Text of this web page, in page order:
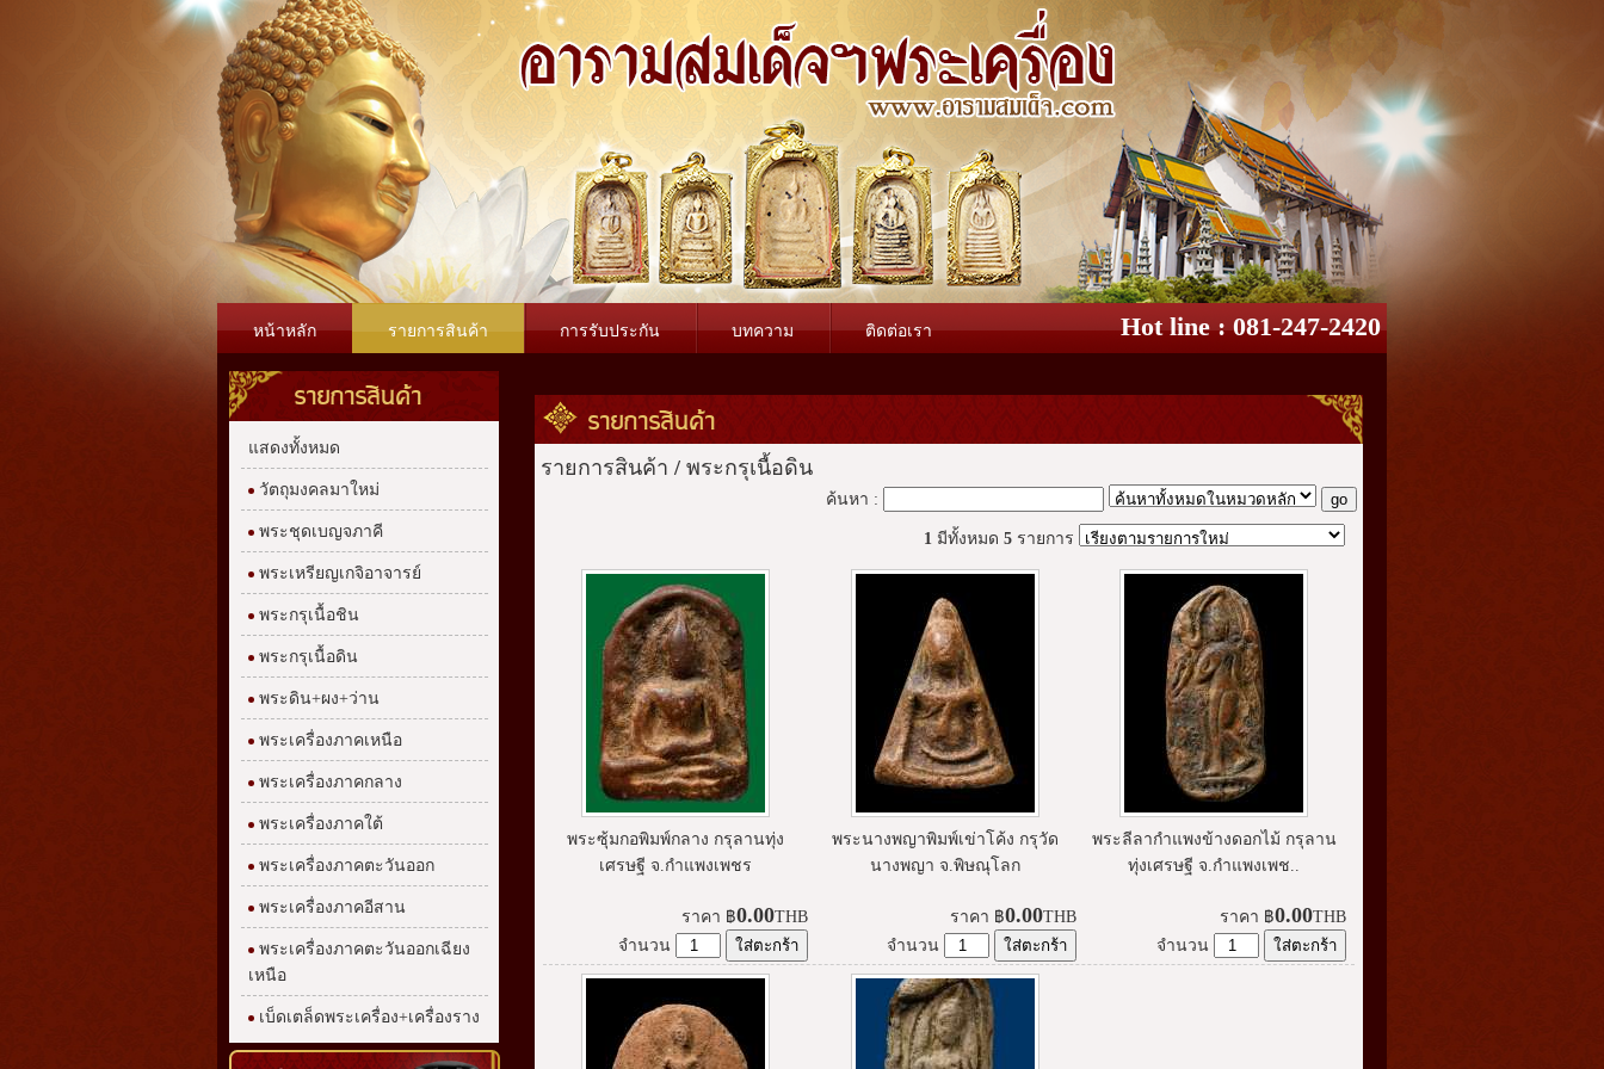
Hot line : 081-247-2420
หน้าหลัก รายการสินค้า การรับประกัน บทความ ติดต่อเรา
รายการสินค้า
แสดงทั้งหมด
วัตถุมงคลมาใหม่
พระชุดเบญจภาคี
พระเหรียญเกจิอาจารย์
พระกรุเนื้อชิน
พระกรุเนื้อดิน
พระดิน+ผง+ว่าน
พระเครื่องภาคเหนือ
พระเครื่องภาคกลาง
พระเครื่องภาคใต้
พระเครื่องภาคตะวันออก
พระเครื่องภาคอีสาน
พระเครื่องภาคตะวันออกเฉียง
เหนือ
เบ็ดเตล็ดพระเครื่อง+เครื่องราง
รายการสินค้า
รายการสินค้า / พระกรุเนื้อดิน
ค้นหา :
1 มีทั้งหมด 5 รายการ
พระซุ้มกอพิมพ์กลาง กรุลานทุ่ง
เศรษฐี จ.กำแพงเพชร
ราคา ฿0.00THB
จำนวน
พระนางพญาพิมพ์เข่าโค้ง กรุวัด
นางพญา จ.พิษณุโลก
ราคา ฿0.00THB
จำนวน
พระลีลากำแพงข้างดอกไม้ กรุลาน
ทุ่งเศรษฐี จ.กำแพงเพช..
ราคา ฿0.00THB
จำนวน